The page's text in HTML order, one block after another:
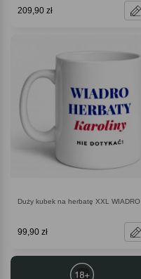
209,90 zł
Duży kubek na herbatę XXL WIADRO
99,90 zł